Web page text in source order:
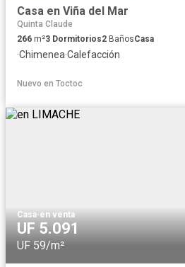
Casa en Viña del Mar
Quinta Claude
266 m²3 Dormitorios2 BañosCasa
·Chimenea·Calefacción
Nuevo en Toctoc
Casa·en venta
UF 5.091
UF 59/m²